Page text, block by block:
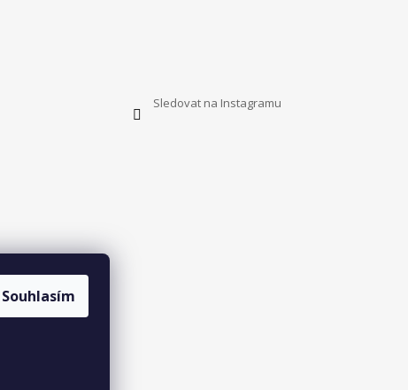
Souhlasím
Sledovat na Instagramu